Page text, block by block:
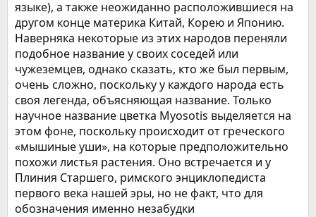
языке), а также неожиданно расположившиеся на
другом конце материка Китай, Корею и Японию.
Наверняка некоторые из этих народов переняли
подобное название у своих соседей или
чужеземцев, однако сказать, кто же был первым,
очень сложно, поскольку у каждого народа есть
своя легенда, объясняющая название. Только
научное название цветка Myosotis выделяется на
этом фоне, поскольку происходит от греческого
«мышиные уши», на которые предположительно
похожи листья растения. Оно встречается и у
Плиния Старшего, римского энциклопедиста
первого века нашей эры, но не факт, что для
обозначения именно незабудки